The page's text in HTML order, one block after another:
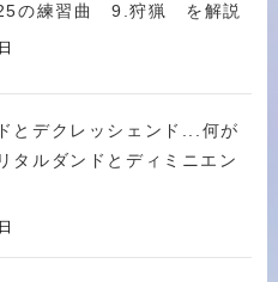
25の練習曲 9.狩猟 を解説
とデクレッシェンド...何が
タルダンドとディミニエン